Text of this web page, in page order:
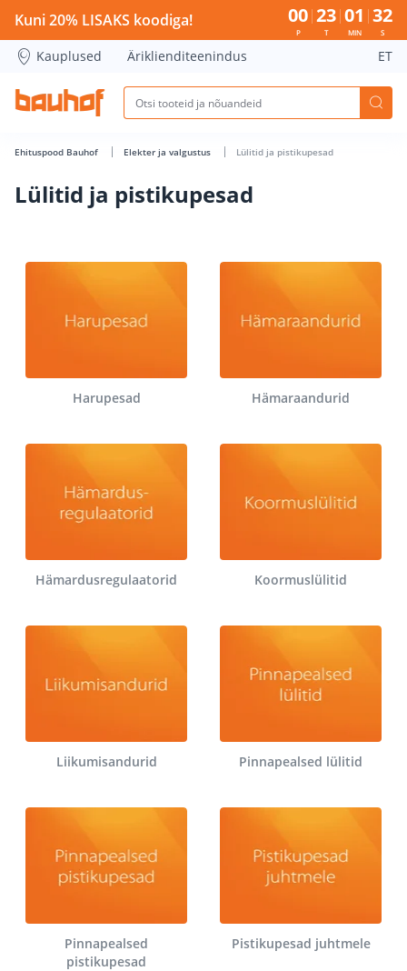
Lülitid ja pistikupesad - Bauhof has loaded
Kuni 20% LISAKS koodiga! 00
P
23
T
01
MIN
32
S
Kauplused Äriklienditeenindus ET
Ehituspood Bauhof Elekter ja valgustus Lülitid ja pistikupesad
Lülitid ja pistikupesad
Harupesad Hämaraandurid
Hämardusregulaatorid Koormuslülitid
Liikumisandurid Pinnapealsed lülitid
Pinnapealsed
pistikupesad
Pistikupesad juhtmele